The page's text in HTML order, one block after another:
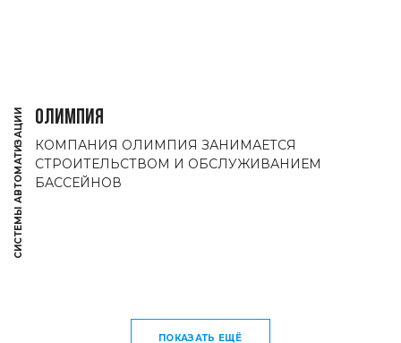
СИСТЕМЫ АВТОМАТИЗАЦИИ ОЛИМПИЯ
КОМПАНИЯ ОЛИМПИЯ ЗАНИМАЕТСЯ
СТРОИТЕЛЬСТВОМ И ОБСЛУЖИВАНИЕМ
БАССЕЙНОВ
ПОКАЗАТЬ ЕЩЁ